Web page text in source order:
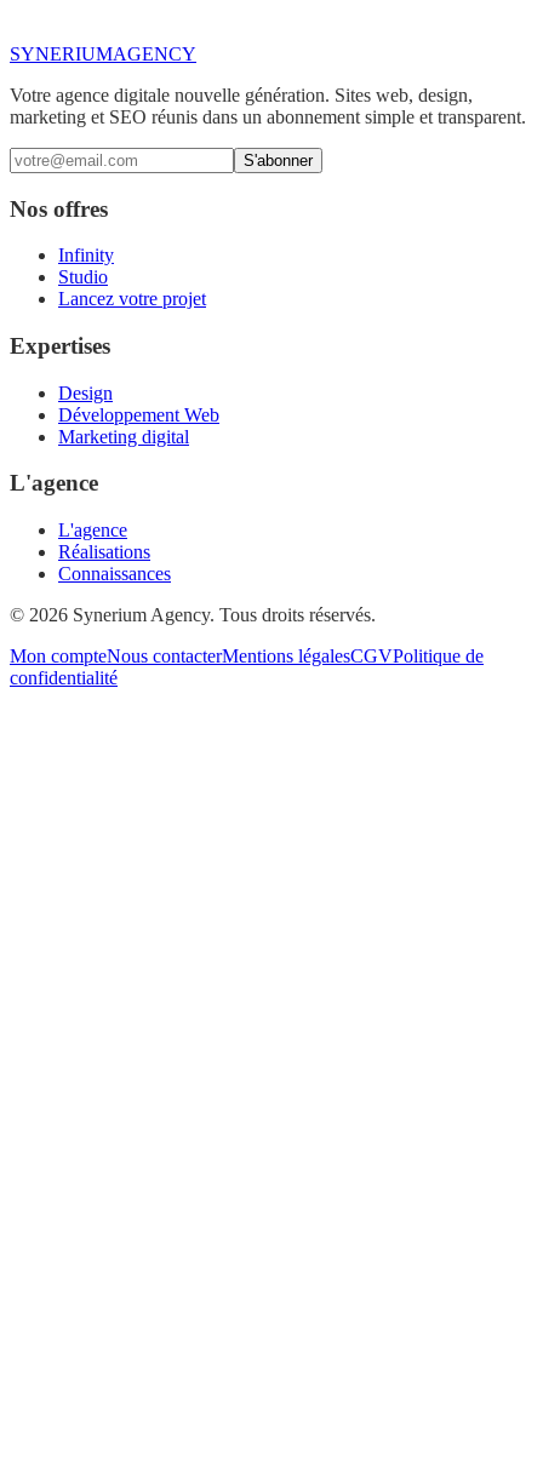
SYNERIUMAGENCY
Votre agence digitale nouvelle génération. Sites web, design,
marketing et SEO réunis dans un abonnement simple et transparent.
S'abonner
Nos offres
Infinity
Studio
Lancez votre projet
Expertises
Design
Développement Web
Marketing digital
L'agence
L'agence
Réalisations
Connaissances
© 2026 Synerium Agency. Tous droits réservés.
Mon compteNous contacterMentions légalesCGVPolitique de
confidentialité